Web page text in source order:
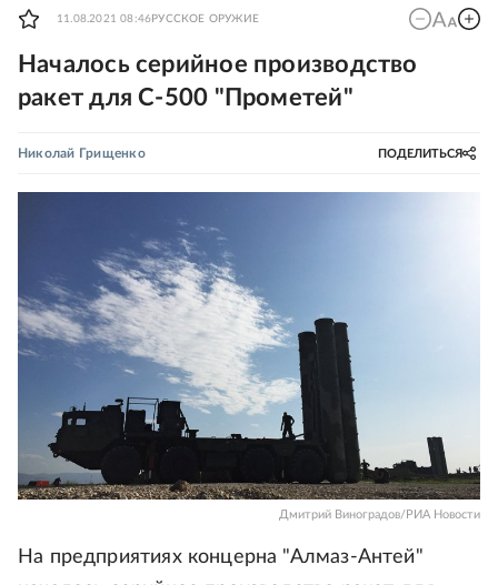
11.08.2021 08:46 РУССКОЕ ОРУЖИЕ
Началось серийное производство
ракет для С-500 "Прометей"
Николай Грищенко ПОДЕЛИТЬСЯ
Дмитрий Виноградов/РИА Новости
На предприятиях концерна "Алмаз-Антей"